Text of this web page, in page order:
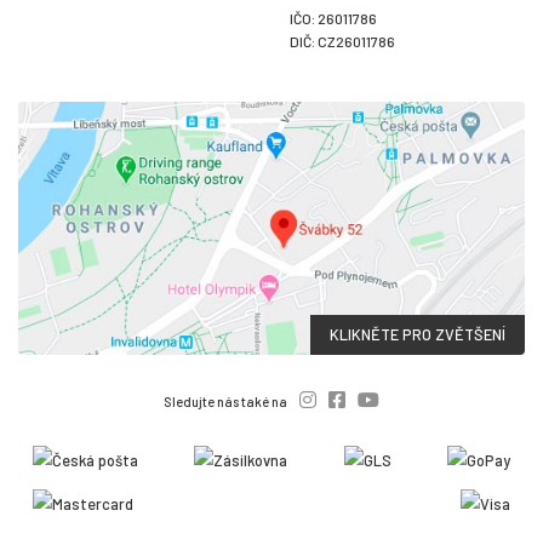
IČO: 26011786
DIČ: CZ26011786
KLIKNĚTE PRO ZVĚTŠENÍ
Sledujte nás také na